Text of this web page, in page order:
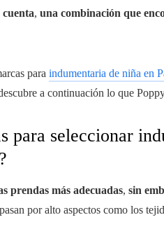
, una combinación que
para indumentaria de niña en
a continuación lo que
para seleccionar
prendas más adecuadas, sin
por alto aspectos como los